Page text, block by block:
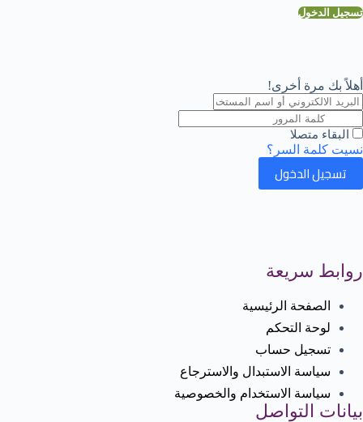
تسجيل الدخول
أهلاً بك مرة أخرى!
البقاء متصلا
نسيت كلمة السر؟
تسجيل الدخول
روابط سريعة
الصفحة الرئيسية
لوحة التحكم
تسجيل حساب
سياسة الاستبدال والاسترجاع
سياسة الاستخدام والخصوصية
بيانات التواصل